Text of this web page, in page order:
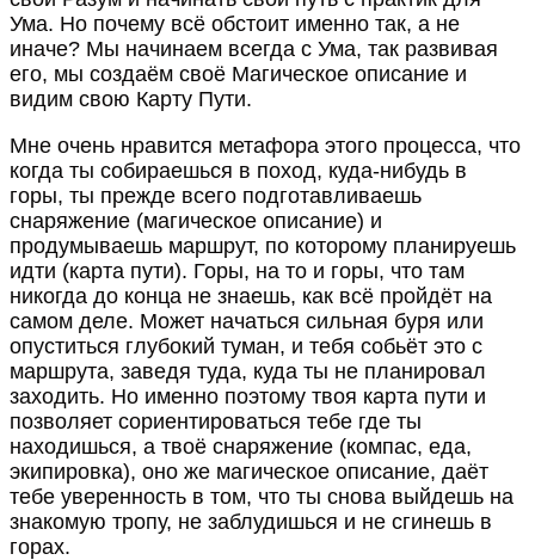
Ума. Но почему всё обстоит именно так, а не
иначе? Мы начинаем всегда с Ума, так развивая
его, мы создаём своё Магическое описание и
видим свою Карту Пути.
Мне очень нравится метафора этого процесса, что
когда ты собираешься в поход, куда-нибудь в
горы, ты прежде всего подготавливаешь
снаряжение (магическое описание) и
продумываешь маршрут, по которому планируешь
идти (карта пути). Горы, на то и горы, что там
никогда до конца не знаешь, как всё пройдёт на
самом деле. Может начаться сильная буря или
опуститься глубокий туман, и тебя собьёт это с
маршрута, заведя туда, куда ты не планировал
заходить. Но именно поэтому твоя карта пути и
позволяет сориентироваться тебе где ты
находишься, а твоё снаряжение (компас, еда,
экипировка), оно же магическое описание, даёт
тебе уверенность в том, что ты снова выйдешь на
знакомую тропу, не заблудишься и не сгинешь в
горах.